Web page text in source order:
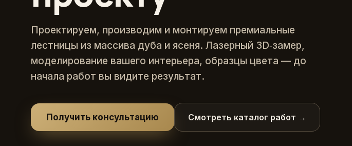
Проектируем, производим и монтируем премиальные
лестницы из массива дуба и ясеня. Лазерный 3D‑замер,
моделирование вашего интерьера, образцы цвета — до
начала работ вы видите результат.
Получить консультацию Смотреть каталог работ →